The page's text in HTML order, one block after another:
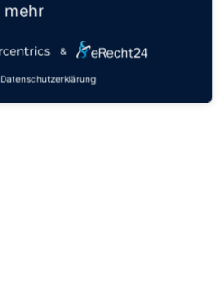
mehr
&
Datenschutzerklärung